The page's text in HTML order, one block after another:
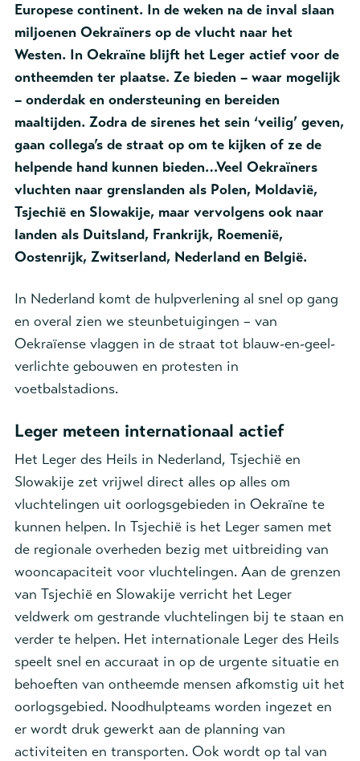
Europese continent. In de weken na de inval slaan
miljoenen Oekraïners op de vlucht naar het
Westen. In Oekraïne blijft het Leger actief voor de
ontheemden ter plaatse. Ze bieden – waar mogelijk
– onderdak en ondersteuning en bereiden
maaltijden. Zodra de sirenes het sein ‘veilig’ geven,
gaan collega’s de straat op om te kijken of ze de
helpende hand kunnen bieden…Veel Oekraïners
vluchten naar grenslanden als Polen, Moldavië,
Tsjechië en Slowakije, maar vervolgens ook naar
landen als Duitsland, Frankrijk, Roemenië,
Oostenrijk, Zwitserland, Nederland en België.
In Nederland komt de hulpverlening al snel op gang
en overal zien we steunbetuigingen – van
Oekraïense vlaggen in de straat tot blauw-en-geel-
verlichte gebouwen en protesten in
voetbalstadions.
Leger meteen internationaal actief
Het Leger des Heils in Nederland, Tsjechië en
Slowakije zet vrijwel direct alles op alles om
vluchtelingen uit oorlogsgebieden in Oekraïne te
kunnen helpen. In Tsjechië is het Leger samen met
de regionale overheden bezig met uitbreiding van
wooncapaciteit voor vluchtelingen. Aan de grenzen
van Tsjechië en Slowakije verricht het Leger
veldwerk om gestrande vluchtelingen bij te staan en
verder te helpen. Het internationale Leger des Heils
speelt snel en accuraat in op de urgente situatie en
behoeften van ontheemde mensen afkomstig uit het
oorlogsgebied. Noodhulpteams worden ingezet en
er wordt druk gewerkt aan de planning van
activiteiten en transporten. Ook wordt op tal van